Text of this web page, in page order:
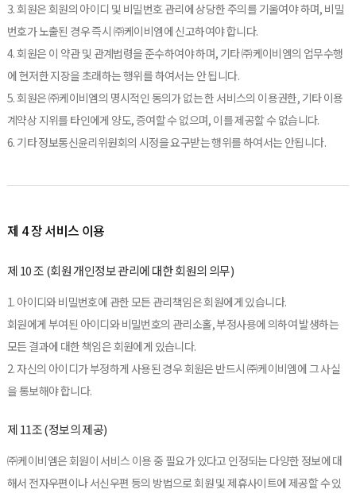
3. 회원은 회원의 아이디 및 비밀번호 관리에 상당한 주의를 기울여야 하며, 비밀
번호가 노출된 경우 즉시 ㈜케이비엠에 신고하여야 합니다.
4. 회원은 이 약관 및 관계법령을 준수하여야 하며, 기타 ㈜케이비엠의 업무수행
에 현저한 지장을 초래하는 행위를 하여서는 안 됩니다.
5. 회원은 ㈜케이비엠의 명시적인 동의가 없는 한 서비스의 이용권한, 기타 이용
계약상 지위를 타인에게 양도, 증여할 수 없으며, 이를 제공할 수 없습니다.
6. 기타 정보통신윤리위원회의 시정을 요구받는 행위를 하여서는 안됩니다.
제 4 장 서비스 이용
제 10 조 (회원 개인정보 관리에 대한 회원의 의무)
1. 아이디와 비밀번호에 관한 모든 관리책임은 회원에게 있습니다.
회원에게 부여된 아이디와 비밀번호의 관리소홀, 부정사용에 의하여 발생하는
모든 결과에 대한 책임은 회원에게 있습니다.
2. 자신의 아이디가 부정하게 사용된 경우 회원은 반드시 ㈜케이비엠에 그 사실
을 통보해야 합니다.
제 11조 (정보의 제공)
㈜케이비엠은 회원이 서비스 이용 중 필요가 있다고 인정되는 다양한 정보에 대
해서 전자우편이나 서신우편 등의 방법으로 회원 및 제휴사이트에 제공할 수 있